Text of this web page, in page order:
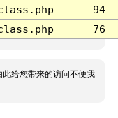
94
76
给您带来的访问不便我